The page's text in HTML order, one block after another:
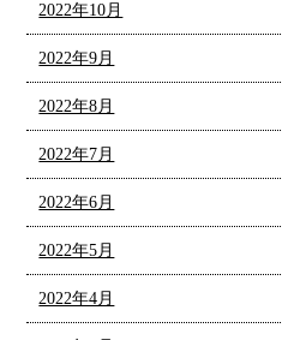
2022年10月
2022年9月
2022年8月
2022年7月
2022年6月
2022年5月
2022年4月